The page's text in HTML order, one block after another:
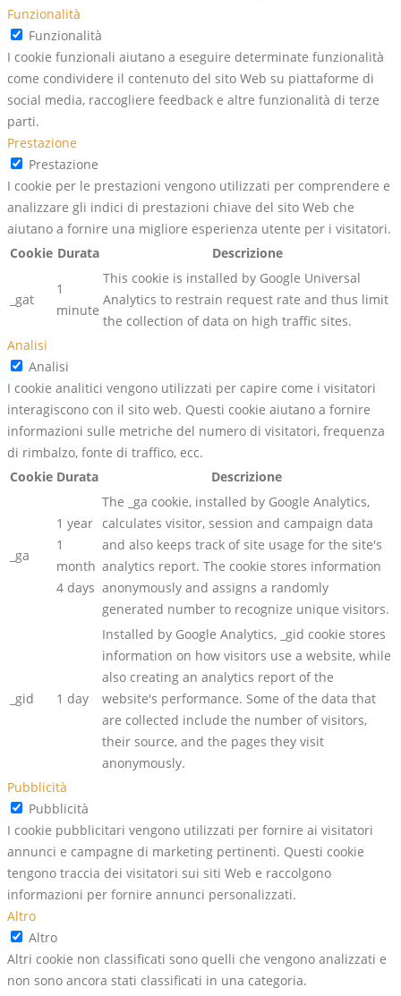
Funzionalità
Funzionalità
I cookie funzionali aiutano a eseguire determinate funzionalità
come condividere il contenuto del sito Web su piattaforme di
social media, raccogliere feedback e altre funzionalità di terze
parti.
Prestazione
Prestazione
I cookie per le prestazioni vengono utilizzati per comprendere e
analizzare gli indici di prestazioni chiave del sito Web che
aiutano a fornire una migliore esperienza utente per i visitatori.
Cookie Durata Descrizione
_gat
1
minute
This cookie is installed by Google Universal
Analytics to restrain request rate and thus limit
the collection of data on high traffic sites.
Analisi
Analisi
I cookie analitici vengono utilizzati per capire come i visitatori
interagiscono con il sito web. Questi cookie aiutano a fornire
informazioni sulle metriche del numero di visitatori, frequenza
di rimbalzo, fonte di traffico, ecc.
Cookie Durata Descrizione
_ga
1 year
1
month
4 days
The _ga cookie, installed by Google Analytics,
calculates visitor, session and campaign data
and also keeps track of site usage for the site's
analytics report. The cookie stores information
anonymously and assigns a randomly
generated number to recognize unique visitors.
_gid 1 day
Installed by Google Analytics, _gid cookie stores
information on how visitors use a website, while
also creating an analytics report of the
website's performance. Some of the data that
are collected include the number of visitors,
their source, and the pages they visit
anonymously.
Pubblicità
Pubblicità
I cookie pubblicitari vengono utilizzati per fornire ai visitatori
annunci e campagne di marketing pertinenti. Questi cookie
tengono traccia dei visitatori sui siti Web e raccolgono
informazioni per fornire annunci personalizzati.
Altro
Altro
Altri cookie non classificati sono quelli che vengono analizzati e
non sono ancora stati classificati in una categoria.